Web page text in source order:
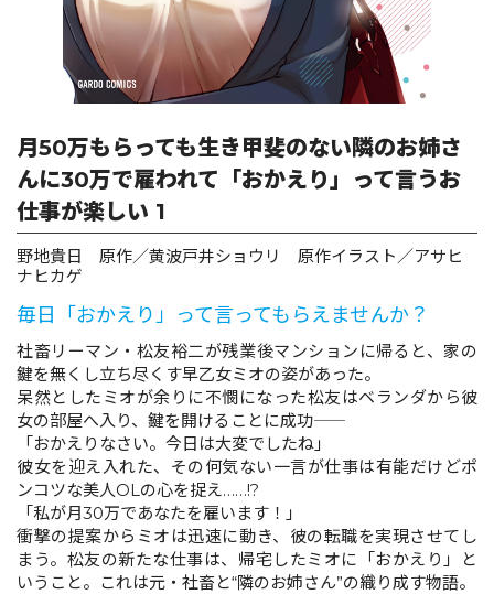
コミックガルド
コミックパルフェ
コミックエッセイ
閉じる
月50万もらっても生き甲斐のない隣のお姉さ
んに30万で雇われて「おかえり」って言うお
仕事が楽しい 1
野地貴日 原作／黄波戸井ショウリ 原作イラスト／アサヒ
ナヒカゲ
毎日「おかえり」って言ってもらえませんか？
社畜リーマン・松友裕二が残業後マンションに帰ると、家の
鍵を無くし立ち尽くす早乙女ミオの姿があった。
呆然としたミオが余りに不憫になった松友はベランダから彼
女の部屋へ入り、鍵を開けることに成功――
「おかえりなさい。今日は大変でしたね」
彼女を迎え入れた、その何気ない一言が仕事は有能だけどポ
ンコツな美人OLの心を捉え……!?
「私が月30万であなたを雇います！」
衝撃の提案からミオは迅速に動き、彼の転職を実現させてし
まう。松友の新たな仕事は、帰宅したミオに「おかえり」と
いうこと。これは元・社畜と“隣のお姉さん”の織り成す物語。